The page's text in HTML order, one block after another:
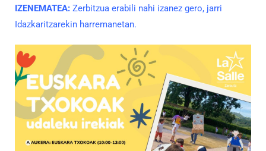
IZENEMATEA: Zerbitzua erabili nahi izanez gero, jarri
Idazkaritzarekin harremanetan.